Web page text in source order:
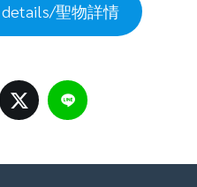
details/聖物詳情